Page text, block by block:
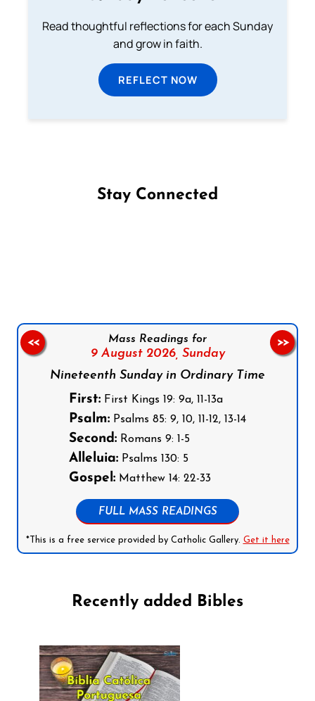
Read thoughtful reflections for each Sunday
and grow in faith.
REFLECT NOW
Stay Connected
Mass Readings for
9 August 2026, Sunday
Nineteenth Sunday in Ordinary Time
First: First Kings 19: 9a, 11-13a
Psalm: Psalms 85: 9, 10, 11-12, 13-14
Second: Romans 9: 1-5
Alleluia: Psalms 130: 5
Gospel: Matthew 14: 22-33
FULL MASS READINGS
*This is a free service provided by Catholic Gallery. Get it here
<< >>
Recently added Bibles